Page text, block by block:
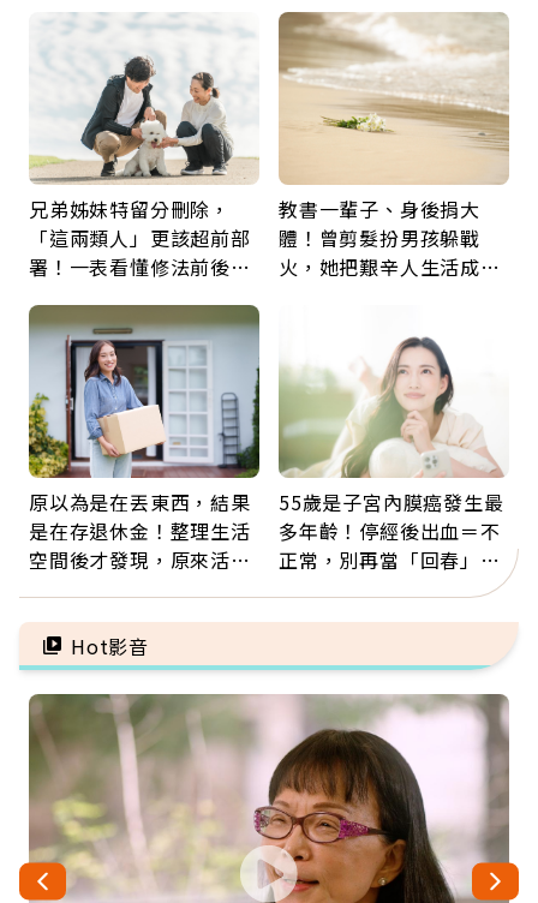
天相遇
兄弟姊妹特留分刪除，
「這兩類人」更該超前部
署！一表看懂修法前後差
更多
教書一輩子、身後捐大
體！曾剪髮扮男孩躲戰
火，她把艱辛人生活成風
原以為是在丟東西，結果
是在存退休金！整理生活
空間後才發現，原來活得
55歲是子宮內膜癌發生最
多年齡！停經後出血＝不
正常，別再當「回春」…
每年3檢查保命：早期治
癒率達9成5
Hot影音